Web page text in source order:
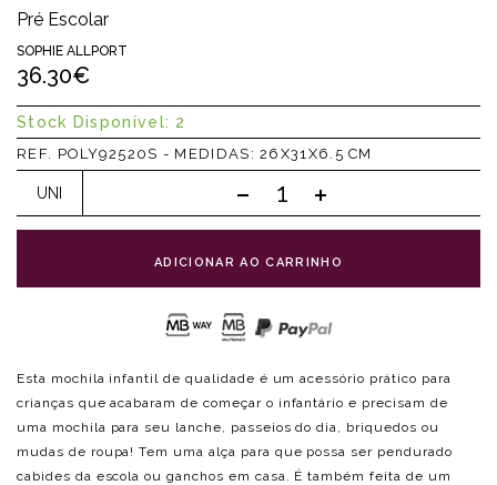
Pré Escolar
SOPHIE ALLPORT
36.30€
Stock Disponível: 2
REF. POLY92520S - MEDIDAS: 26X31X6.5 CM
UNI
ADICIONAR AO CARRINHO
Esta mochila infantil de qualidade é um acessório prático para
crianças que acabaram de começar o infantário e precisam de
uma mochila para seu lanche, passeios do dia, briquedos ou
mudas de roupa! Tem uma alça para que possa ser pendurado
cabides da escola ou ganchos em casa. É também feita de um